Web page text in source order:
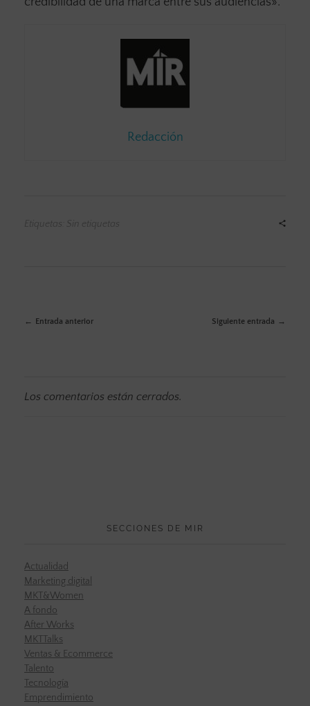
Redacción
Etiquetas: Sin etiquetas
Entrada anterior Siguiente entrada
Los comentarios están cerrados.
SECCIONES DE MIR
Actualidad
Marketing digital
MKT&Women
A fondo
After Works
MKTTalks
Ventas & Ecommerce
Talento
Tecnología
Emprendimiento